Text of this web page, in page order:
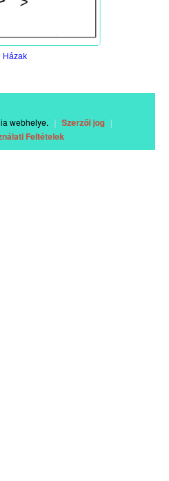
Házak
webhelye. | Szerzői jog |
Feltételek